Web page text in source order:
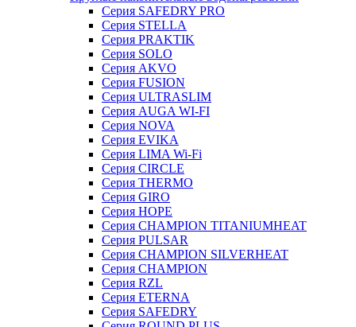
Серия SAFEDRY PRO
Серия STELLA
Серия PRAKTIK
Серия SOLO
Серия AKVO
Серия FUSION
Серия ULTRASLIM
Серия AUGA WI-FI
Серия NOVA
Серия EVIKA
Серия LIMA Wi-Fi
Серия CIRCLE
Серия THERMO
Серия GIRO
Серия HOPE
Серия CHAMPION TITANIUMHEAT
Серия PULSAR
Серия CHAMPION SILVERHEAT
Серия CHAMPION
Серия RZL
Серия ETERNA
Серия SAFEDRY